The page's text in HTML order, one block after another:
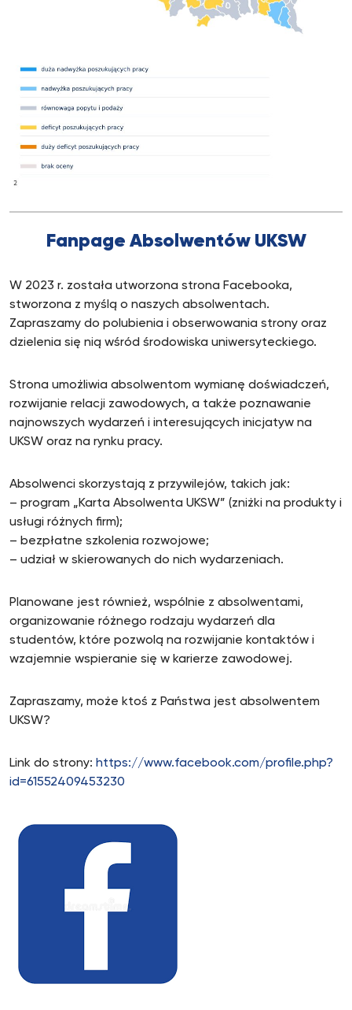
Fanpage Absolwentów UKSW
W 2023 r. została utworzona strona Facebooka,
stworzona z myślą o naszych absolwentach.
Zapraszamy do polubienia i obserwowania strony oraz
dzielenia się nią wśród środowiska uniwersyteckiego.
Strona umożliwia absolwentom wymianę doświadczeń,
rozwijanie relacji zawodowych, a także poznawanie
najnowszych wydarzeń i interesujących inicjatyw na
UKSW oraz na rynku pracy.
Absolwenci skorzystają z przywilejów, takich jak:
– program „Karta Absolwenta UKSW” (zniżki na produkty i
usługi różnych firm);
– bezpłatne szkolenia rozwojowe;
– udział w skierowanych do nich wydarzeniach.
Planowane jest również, wspólnie z absolwentami,
organizowanie różnego rodzaju wydarzeń dla
studentów, które pozwolą na rozwijanie kontaktów i
wzajemnie wspieranie się w karierze zawodowej.
Zapraszamy, może ktoś z Państwa jest absolwentem
UKSW?
Link do strony: https://www.facebook.com/profile.php?
id=61552409453230